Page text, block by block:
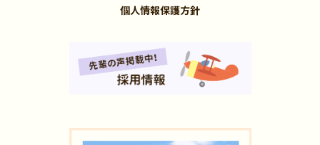
個人情報保護方針